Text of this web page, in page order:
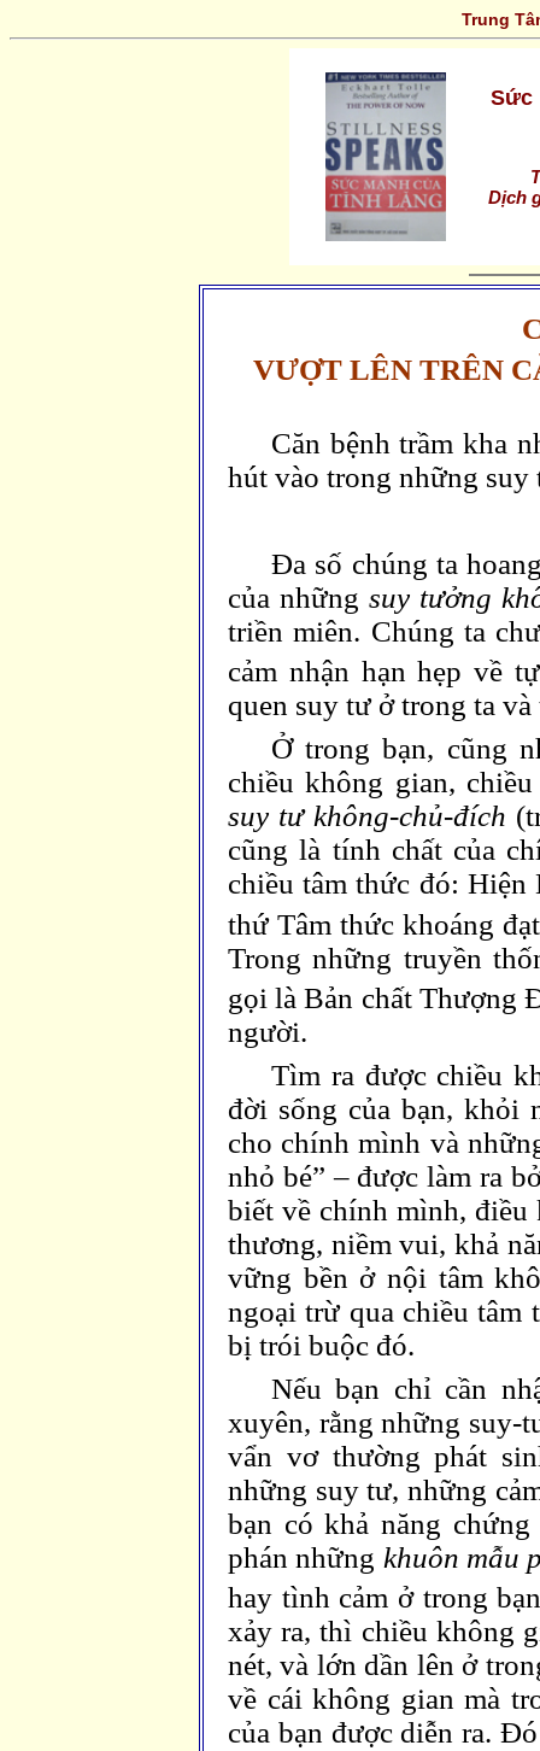
Trung
Sức
Dịch
VƯỢT LÊN TRÊN
Căn bệnh trầm kha
hút vào trong những
Đa số chúng ta
của những suy tưởng
triền miên. Chúng ta
cảm nhận hạn hẹp về
quen suy tư ở trong ta
Ở trong bạn, cũng
chiều không gian,
suy tư không-chủ-đích
cũng là tính chất của
chiều tâm thức đó: Hiện
thứ Tâm thức khoáng
Trong những truyền
gọi là Bản chất Thượng
người.
Tìm ra được chiều
đời sống của bạn, khỏi
cho chính mình và
nhỏ bé” – được làm ra
biết về chính mình,
thương, niềm vui, khả
vững bền ở nội tâm
ngoại trừ qua chiều tâm
bị trói buộc đó.
Nếu bạn chỉ cần
xuyên, rằng những suy-
vẩn vơ thường phát
những suy tư, những
bạn có khả năng
phán những khuôn mẫu
hay tình cảm ở trong
xảy ra, thì chiều không
nét, và lớn dần lên ở
về cái không gian mà
của bạn được diễn ra.